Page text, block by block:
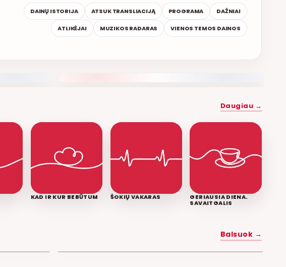
DAINŲ ISTORIJA ATSUK TRANSLIACIJĄ PROGRAMA DAŽNIAI
ATLIKĖJAI MUZIKOS RADARAS VIENOS TEMOS DAINOS
Daugiau →
KAD IR KUR BEBŪTUM ŠOKIŲ VAKARAS GERIAUSIA DIENA.
SAVAITGALIS
Balsuok →